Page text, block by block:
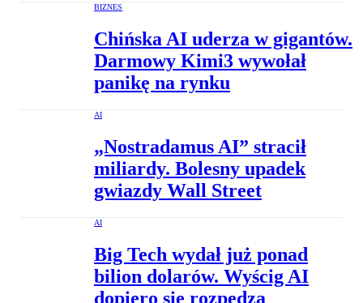
BIZNES
Chińska AI uderza w gigantów.
Darmowy Kimi3 wywołał
panikę na rynku
AI
„Nostradamus AI” stracił
miliardy. Bolesny upadek
gwiazdy Wall Street
AI
Big Tech wydał już ponad
bilion dolarów. Wyścig AI
dopiero się rozpędza